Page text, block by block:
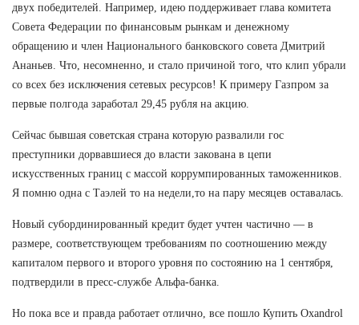
двух победителей. Например, идею поддерживает глава комитета
Совета Федерации по финансовым рынкам и денежному
обращению и член Национального банковского совета Дмитрий
Ананьев. Что, несомненно, и стало причиной того, что клип убрали
со всех без исключения сетевых ресурсов! К примеру Газпром за
первые полгода заработал 29,45 рубля на акцию.
Сейчас бывшая советская страна которую развалили гос
преступники дорвавшиеся до власти закована в цепи
искусственных границ с массой коррумпированных таможенников.
Я помню одна с Таэлей то на недели,то на пару месяцев оставалась.
Новый субординированный кредит будет учтен частично — в
размере, соответствующем требованиям по соотношению между
капиталом первого и второго уровня по состоянию на 1 сентября,
подтвердили в пресс-службе Альфа-банка.
Но пока все и правда работает отлично, все пошло Купить Oxandrol